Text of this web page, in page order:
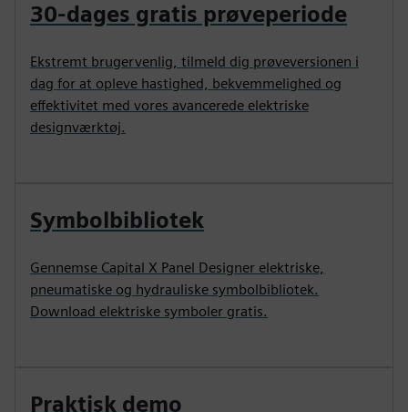
30-dages gratis prøveperiode
Ekstremt brugervenlig, tilmeld dig prøveversionen i
dag for at opleve hastighed, bekvemmelighed og
effektivitet med vores avancerede elektriske
designværktøj.
Symbolbibliotek
Gennemse Capital X Panel Designer elektriske,
pneumatiske og hydrauliske symbolbibliotek.
Download elektriske symboler gratis.
Praktisk demo